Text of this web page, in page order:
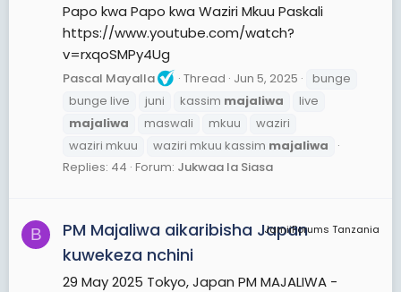
Papo kwa Papo kwa Waziri Mkuu Paskali
https://www.youtube.com/watch?
v=rxqoSMPy4Ug
Pascal Mayalla Thread Jun 5, 2025
bunge
bunge live
juni kassim majaliwa
live
majaliwa
maswali mkuu
waziri
waziri mkuu
waziri mkuu kassim majaliwa
Replies: 44 Forum: Jukwaa la Siasa
B JamiiForums Tanzania
PM Majaliwa aikaribisha Japan
kuwekeza nchini
29 May 2025 Tokyo, Japan PM MAJALIWA -